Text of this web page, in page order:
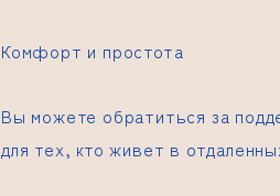
Комфорт и простота
Вы можете обратиться за
для тех, кто живет в